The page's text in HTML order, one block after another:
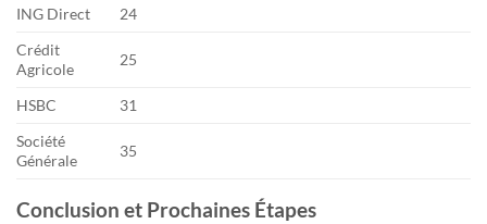
ING Direct
24
Crédit
Agricole
25
HSBC
31
Société
Générale
35
Conclusion et Prochaines Étapes